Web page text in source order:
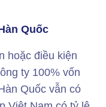
Quốc
hoặc điều kiện
ty 100% vốn
Quốc vẫn có